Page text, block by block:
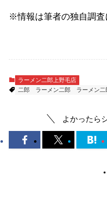
※情報は筆者の独自調査
ラーメン二郎上野毛店
二郎
ラーメン二郎 ラーメン
よかったら